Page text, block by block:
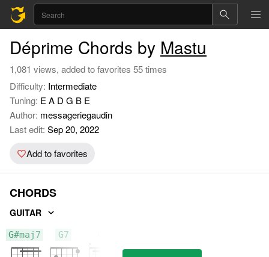
Déprime Chords by Mastu
1,081 views, added to favorites 55 times
Difficulty: Intermediate
Tuning: E A D G B E
Author: messageriegaudin
Last edit: Sep 20, 2022
Add to favorites
CHORDS
GUITAR
G#maj7 G7